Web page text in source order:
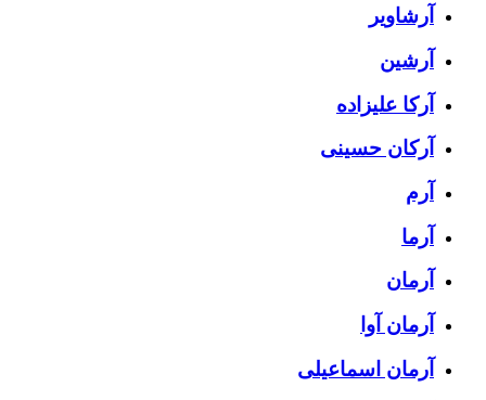
آرشاویر
آرشین
آرکا علیزاده
آرکان حسینی
آرم
آرما
آرمان
آرمان آوا
آرمان اسماعیلی